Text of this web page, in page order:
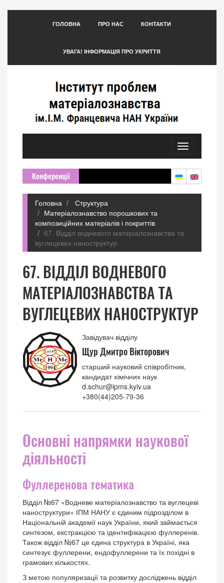
ГОЛОВНА ПРО НАС КОНТАКТИ
УВАГА! ІНФОРМАЦІЯ ПРО УКРИТТЯ
Toggle
navigation
Конференції
Головна
Структура
Матеріалознавство порошкових та
композиційних матеріалів і покриттів
67. Відділ водневого матеріалознавства та
вуглецевих наноструктур
67. ВІДДІЛ ВОДНЕВОГО
МАТЕРІАЛОЗНАВСТВА ТА
ВУГЛЕЦЕВИХ НАНОСТРУКТУР
Завідувач відділу
Щур Дмитро Вікторович
старший науковий співробітник,
кандидат хімічних наук
d.schur@ipms.kyiv.ua
+380(44)205-79-36
Основні напрямки наукової
діяльності
Фуллеренова тематика
Відділ №67 «Водневе матеріалознавство та вуглецеві
наноструктури» ІПМ НАНУ є єдиним підрозділом в
Національній академії наук України, який займається
синтезом, екстракцією та ідентифікацією фуллеренів.
Також відділ №67 це єдина структура в Україні, яка
синтезує фуллерени, ендофуллерени та їх похідні в
грамових кількостях.
З метою популяризації та розвитку досліджень відділ